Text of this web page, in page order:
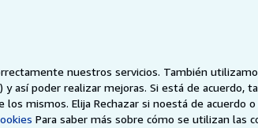
nuestros servicios. También
así poder realizar mejoras. Si está de acuerdo,
mismos. Elija Rechazar si noestá de acuerdo o
Para saber más sobre cómo se utilizan las